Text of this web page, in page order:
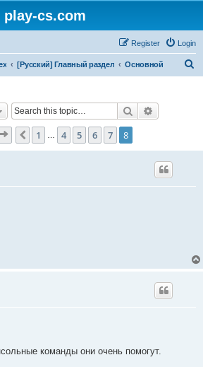
play-cs.com
Login
Register
[Русский] Главный раздел Основной
Search
Page of8
Previous
1 4 5 6 7 8
команды они очень помогут.